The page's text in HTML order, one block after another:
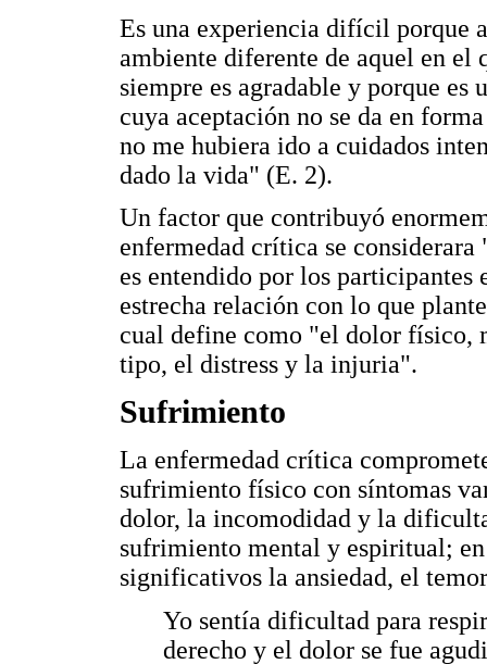
Es una experiencia difícil porque
ambiente diferente de aquel en el
siempre es agradable y porque
cuya aceptación no se da en
no me hubiera ido a cuidados
dado la vida" (E. 2).
Un factor que contribuyó
enfermedad crítica se
es entendido por los participantes
estrecha relación con lo que
cual define como "el dolor físico,
tipo, el distress y la injuria".
Sufrimiento
La enfermedad crítica
sufrimiento físico con síntomas
dolor, la incomodidad y la
sufrimiento mental y espiritual;
significativos la ansiedad, el
Yo sentía dificultad para
derecho y el dolor se fue